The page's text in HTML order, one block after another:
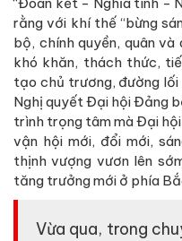
rằng với khí thế “bừng
bộ, chính quyền, quân
khó khăn, thách thức,
tạo chủ trương, đường
Nghị quyết Đại hội Đảng
trình trọng tâm mà Đại
vận hội mới, đổi mới,
thịnh vượng vươn lên
tăng trưởng mới ở phía
Vừa qua, trong